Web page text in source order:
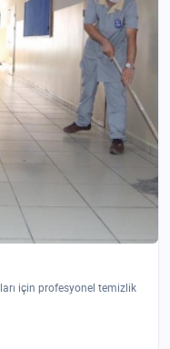
için profesyonel temizlik